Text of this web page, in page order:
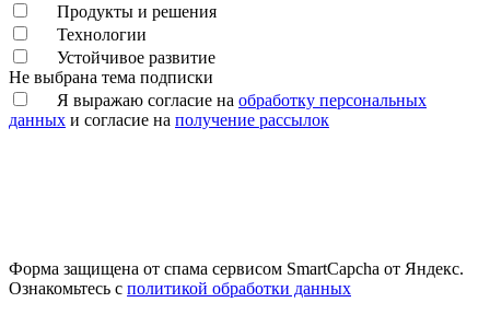
Продукты и решения
Технологии
Устойчивое развитие
Не выбрана тема подписки
Я выражаю согласие на обработку персональных
данных и согласие на получение рассылок
Форма защищена от спама сервисом SmartCapcha от Яндекс.
Ознакомьтесь с политикой обработки данных